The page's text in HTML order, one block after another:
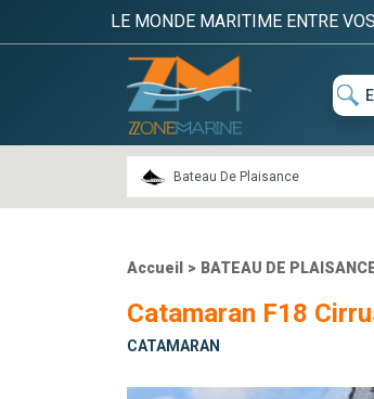
LE MONDE MARITIME ENTRE
Bateau De Plaisance
Accueil > BATEAU DE
Catamaran F18
CATAMARAN